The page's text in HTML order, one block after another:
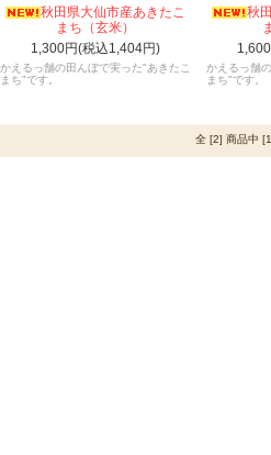
秋田県大仙市産あきたこ
まち（玄米）
1,300円(税込1,404円)
かえるっ舗の田んぼで実った"あきたこ
まち"です。
秋
かえるっ舗
まち"です。
全 [2] 商品中